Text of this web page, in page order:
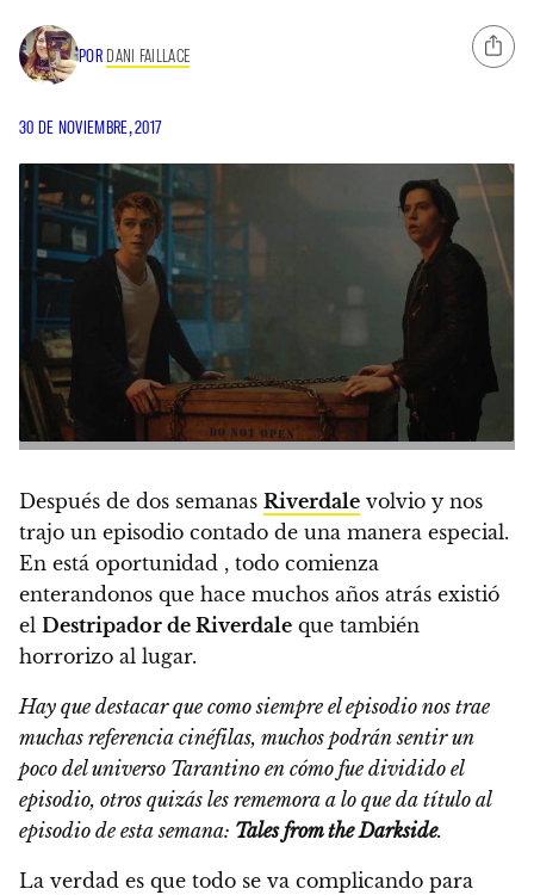
POR DANI FAILLACE
30 DE NOVIEMBRE, 2017
Después de dos semanas Riverdale volvio y nos
trajo un episodio contado de una manera especial.
En está oportunidad , todo comienza
enterandonos que hace muchos años atrás existió
el Destripador de Riverdale que también
horrorizo al lugar.
Hay que destacar que como siempre el episodio nos trae
muchas referencia cinéfilas, muchos podrán sentir un
poco del universo Tarantino en cómo fue dividido el
episodio, otros quizás les rememora a lo que da título al
episodio de esta semana: Tales from the Darkside.
La verdad es que todo se va complicando para